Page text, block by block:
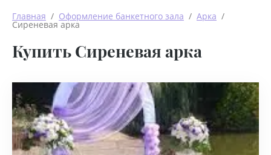
Главная
  /
Оформление банкетного зала
  /
Арка
  /
Сиреневая арка
Купить Сиреневая арка